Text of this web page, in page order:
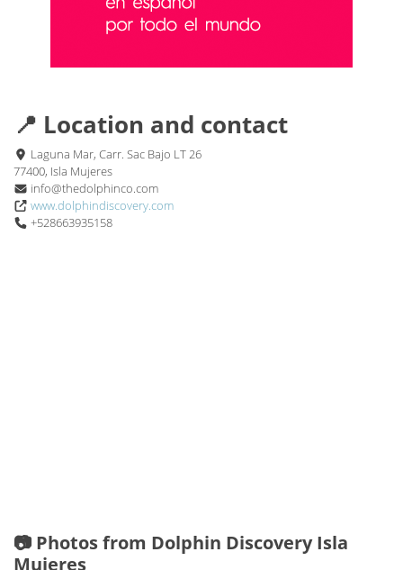
📍 Location and contact
Laguna Mar, Carr. Sac Bajo LT 26
77400, Isla Mujeres
info@thedolphinco.com
www.dolphindiscovery.com
+528663935158
📷 Photos from Dolphin Discovery Isla
Mujeres